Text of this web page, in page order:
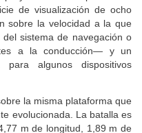
en el parabrisas
de visualización de ocho
sobre la velocidad a la que
sistema de navegación o
a la conducción— y un
algunos dispositivos
la misma plataforma que
evolucionada. La batalla es